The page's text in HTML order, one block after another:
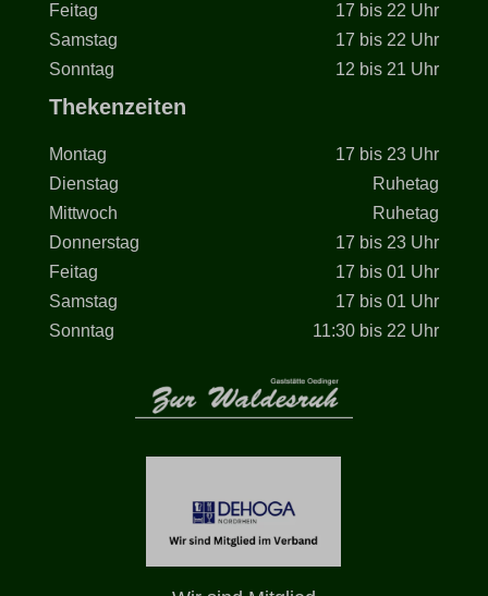
Feitag
17 bis 22 Uhr
Samstag
17 bis 22 Uhr
Sonntag
12 bis 21 Uhr
Thekenzeiten
Montag
17 bis 23 Uhr
Dienstag
Ruhetag
Mittwoch
Ruhetag
Donnerstag
17 bis 23 Uhr
Feitag
17 bis 01 Uhr
Samstag
17 bis 01 Uhr
Sonntag
11:30 bis 22 Uhr